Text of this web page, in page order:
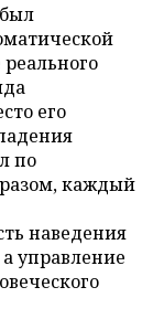
его
по
каждый
наведения
управление